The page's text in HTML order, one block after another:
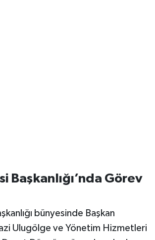
Başkanlığı’nda Görev
bünyesinde Başkan
Ulugölge ve Yönetim Hizmetleri